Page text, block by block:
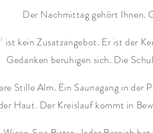
Der Nachmittag gehört Ihnen.
ist kein Zusatzangebot. Er ist der
Gedanken beruhigen sich. Die
Stille Alm. Ein Saunagang in
Haut. Der Kreislauf kommt in